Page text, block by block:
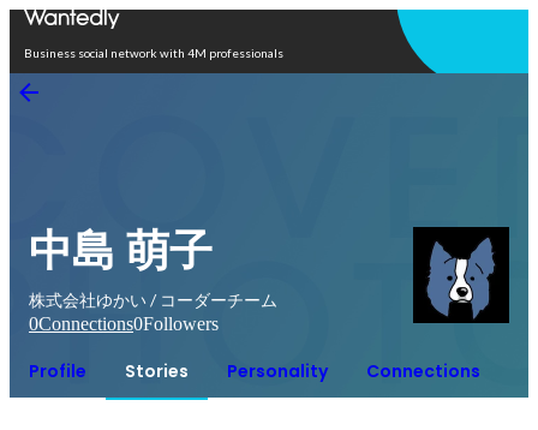
Business social network with 4M professionals
中島 萌子
株式会社ゆかい / コーダーチーム
0Connections0Followers
Profile Stories Personality Connections